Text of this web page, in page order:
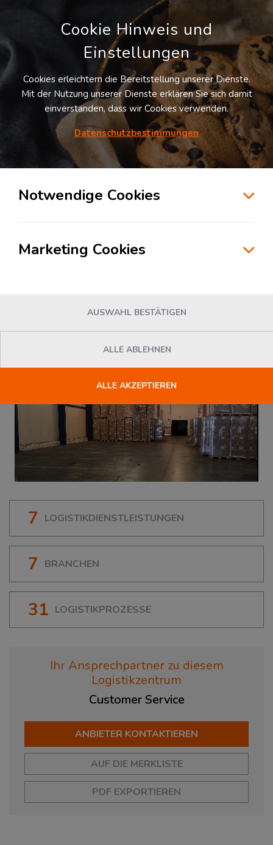
Möchten Sie diesen Suchauftrag
speichern und automatisch über neue
Standorte informiert werden?
der Branche Aerospace in Hiltenfingen
7 LOGISTIKDIENSTLEISTUNGEN
7 BRANCHEN
31 LOGISTIKPROZESSE
Ihr Ansprechpartner zu diesem
Logistikzentrum
Customer Service
ANBIETER KONTAKTIEREN
AUF DIE MERKLISTE
PDF EXPORTIEREN
Cookie Hinweis und
Einstellungen
Cookies erleichtern die Bereitstellung unserer Dienste.
Mit der Nutzung unserer Dienste erklären Sie sich damit
einverstanden, dass wir Cookies verwenden.
Datenschutzbestimmungen
Notwendige Cookies
Marketing Cookies
AUSWAHL BESTÄTIGEN
ALLE ABLEHNEN
ALLE AKZEPTIEREN